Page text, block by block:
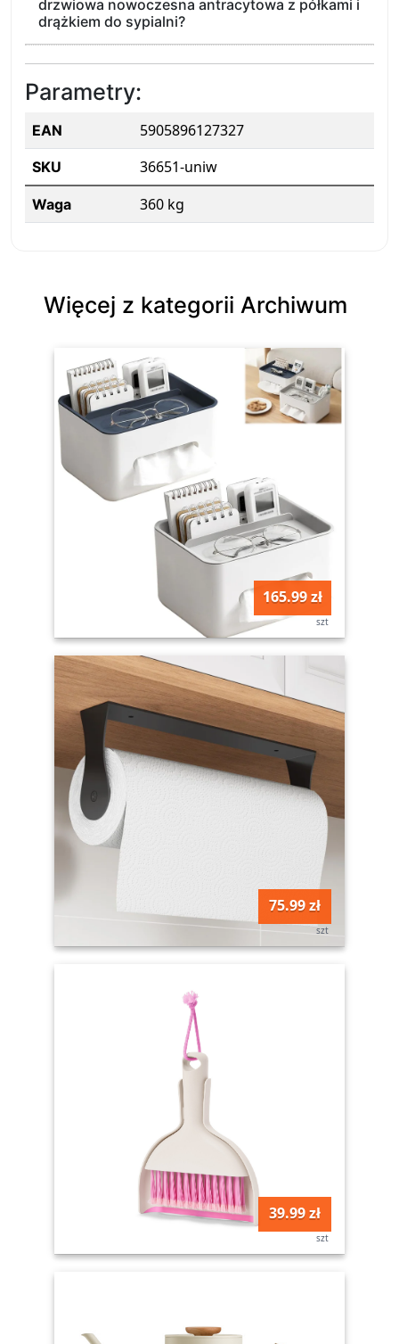
drzwiowa nowoczesna antracytowa z półkami i
drążkiem do sypialni?
Parametry:
EAN 5905896127327
SKU 36651-uniw
Waga 360 kg
Więcej z kategorii Archiwum
165.99 zł
szt
75.99 zł
szt
39.99 zł
szt